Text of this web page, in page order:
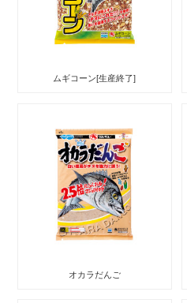
ムギコーン[生産終了]
オカラだんご